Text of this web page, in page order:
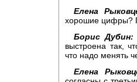
Елена
хорошие цифры?
Борис Дубин:
выстроена так,
что надо менять
Елена